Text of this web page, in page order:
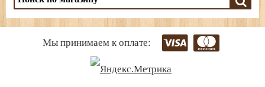
Мы принимаем к оплате: